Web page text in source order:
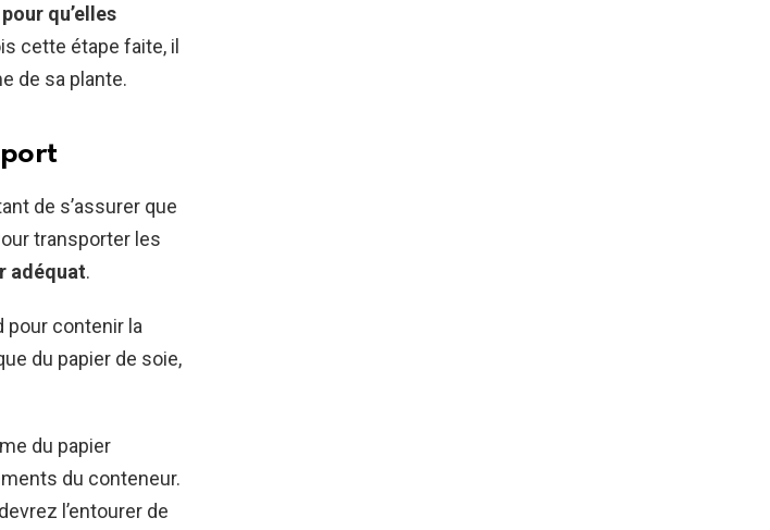
qu’elles
cette étape faite, il
de sa plante.
de s’assurer que
transporter les
adéquat.
pour contenir la
du papier de soie,
du papier
du conteneur.
l’entourer de